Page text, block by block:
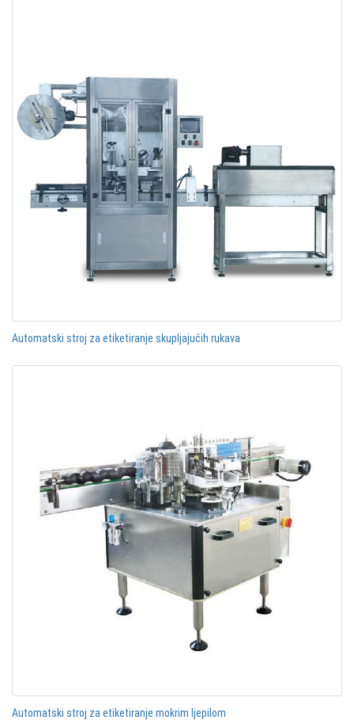
Automatski stroj za etiketiranje skupljajućih rukava
Automatski stroj za etiketiranje mokrim ljepilom